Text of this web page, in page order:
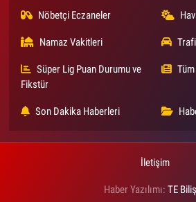
Nöbetçi Eczaneler
Namaz Vakitleri
Süper Lig Puan Durumu ve
Fikstür
Son Dakika Haberleri
İletişim
Haber Yazılımı: TE